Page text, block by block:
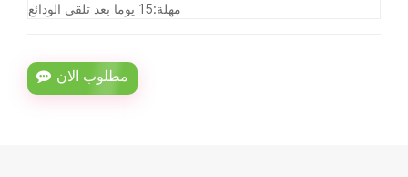
مهلة:15 يوما بعد تلقي الودائع
مطلوب الان